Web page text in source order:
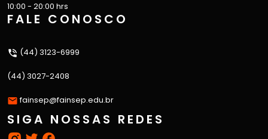
10:00 - 20:00 hrs
FALE CONOSCO
(44) 3123-6999
(44) 3027-2408
fainsep@fainsep.edu.br
SIGA NOSSAS REDES